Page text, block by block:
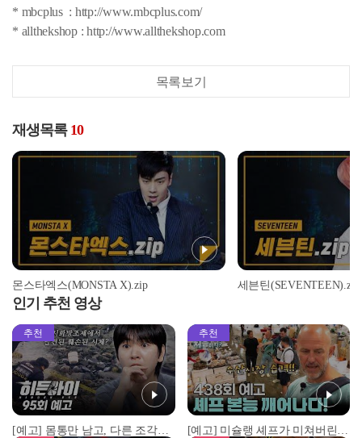
* mbcplus : http://www.mbcplus.com/
* allthekshop : http://www.allthekshop.com
목록보기
재생목록 10
몬스타엑스(MONSTA X).zip 세븐틴(SEVENTEEN).zip
인기 추천 영상
추천
[예고] 몸통만 남고, 다른 조각은 어디에..? 시화호에서 드러난 충격적인 토막 살인사건!
추천
[예고] 미슐랭 셰프가 미쳐버린 이유! 본능이 깨어난 사건은?